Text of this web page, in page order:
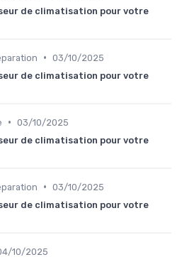
de climatisation pour votre
• 03/10/2025
de climatisation pour votre
• 03/10/2025
de climatisation pour votre
• 03/10/2025
de climatisation pour votre
10/2025